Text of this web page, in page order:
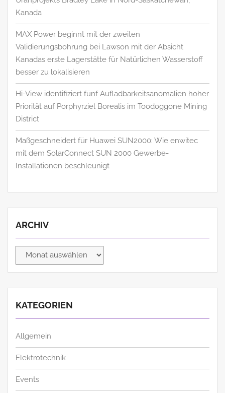
Kanada
MAX Power beginnt mit der zweiten
Validierungsbohrung bei Lawson mit der Absicht
Kanadas erste Lagerstätte für Natürlichen Wasserstoff
besser zu lokalisieren
Hi-View identifiziert fünf Aufladbarkeitsanomalien hoher
Priorität auf Porphyrziel Borealis im Toodoggone Mining
District
Maßgeschneidert für Huawei SUN2000: Wie enwitec
mit dem SolarConnect SUN 2000 Gewerbe-
Installationen beschleunigt
ARCHIV
Archiv
KATEGORIEN
Allgemein
Elektrotechnik
Events